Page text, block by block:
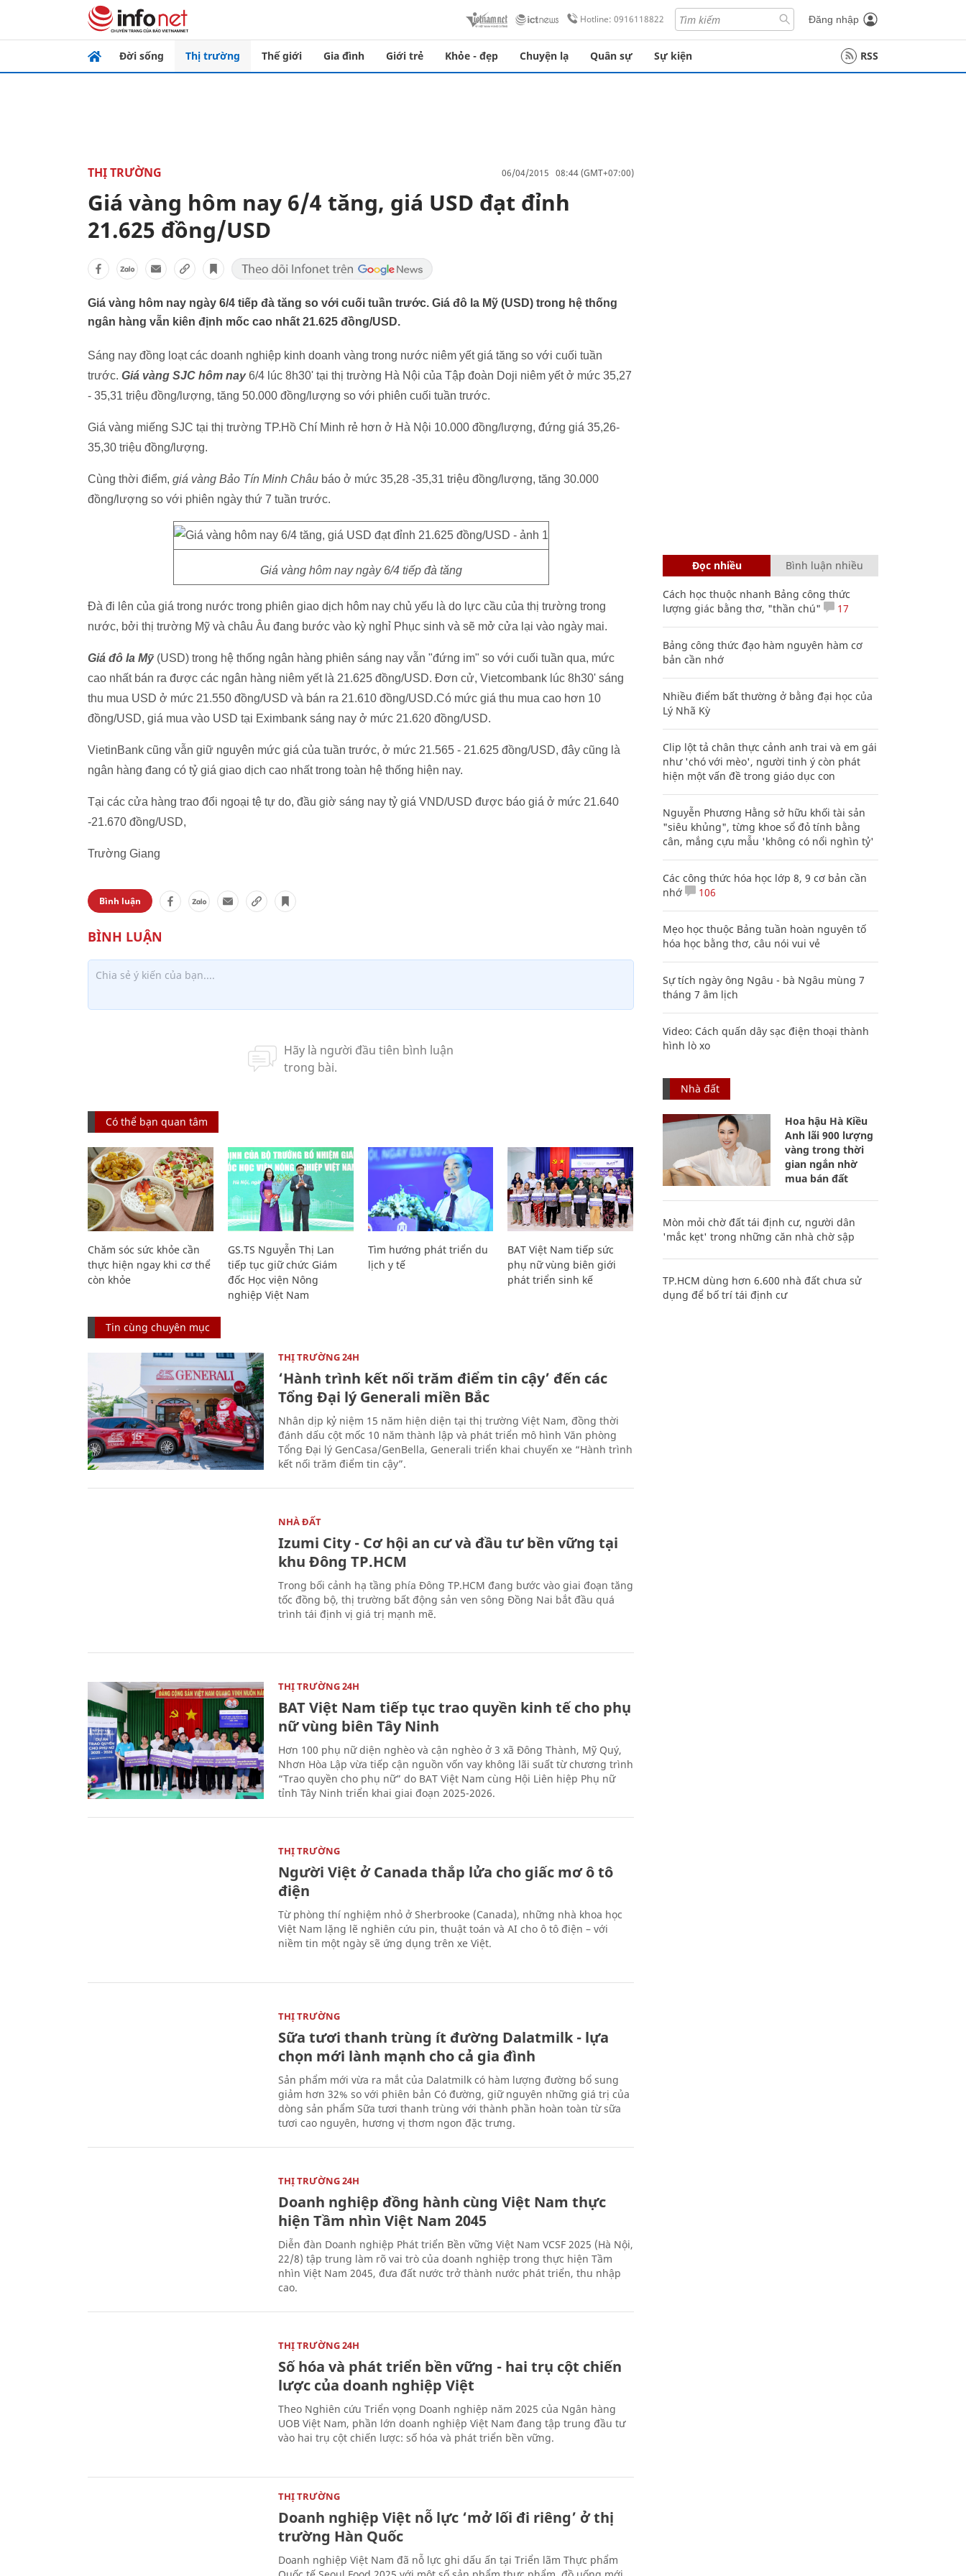
Hotline: 0916118822 Đăng nhập
Đời sống Thị trường Thế giới Gia đình Giới trẻ Khỏe - đẹp Chuyện lạ Quân sự Sự kiện RSS
THỊ TRƯỜNG 06/04/2015 08:44 (GMT+07:00)
Giá vàng hôm nay 6/4 tăng, giá USD đạt đỉnh
21.625 đồng/USD
Giá vàng hôm nay ngày 6/4 tiếp đà tăng so với cuối tuần trước. Giá đô la Mỹ (USD) trong hệ thống
ngân hàng vẫn kiên định mốc cao nhất 21.625 đồng/USD.
Sáng nay đồng loạt các doanh nghiệp kinh doanh vàng trong nước niêm yết giá tăng so với cuối tuần
trước. Giá vàng SJC hôm nay6/4 lúc 8h30' tại thị trường Hà Nội của Tập đoàn Doji niêm yết ở mức 35,27
- 35,31 triệu đồng/lượng, tăng 50.000 đồng/lượng so với phiên cuối tuần trước.
Giá vàng miếng SJC tại thị trường TP.Hồ Chí Minh rẻ hơn ở Hà Nội 10.000 đồng/lượng, đứng giá 35,26-
35,30 triệu đồng/lượng.
Cùng thời điểm, giá vàng Bảo Tín Minh Châu báo ở mức 35,28 -35,31 triệu đồng/lượng, tăng 30.000
đồng/lượng so với phiên ngày thứ 7 tuần trước.
Giá vàng hôm nay ngày 6/4 tiếp đà tăng
Đà đi lên của giá trong nước trong phiên giao dịch hôm nay chủ yếu là do lực cầu của thị trường trong
nước, bởi thị trường Mỹ và châu Âu đang bước vào kỳ nghỉ Phục sinh và sẽ mở cửa lại vào ngày mai.
Giá đô la Mỹ(USD) trong hệ thống ngân hàng phiên sáng nay vẫn "đứng im" so với cuối tuần qua, mức
cao nhất bán ra được các ngân hàng niêm yết là 21.625 đồng/USD. Đơn cử, Vietcombank lúc 8h30' sáng
thu mua USD ở mức 21.550 đồng/USD và bán ra 21.610 đồng/USD.Có mức giá thu mua cao hơn 10
đồng/USD, giá mua vào USD tại Eximbank sáng nay ở mức 21.620 đồng/USD.
VietinBank cũng vẫn giữ nguyên mức giá của tuần trước, ở mức 21.565 - 21.625 đồng/USD, đây cũng là
ngân hàng đang có tỷ giá giao dịch cao nhất trong toàn hệ thống hiện nay.
Tại các cửa hàng trao đổi ngoại tệ tự do, đầu giờ sáng nay tỷ giá VND/USD được báo giá ở mức 21.640
-21.670 đồng/USD,
Trường Giang
Bình luận
Có thể bạn quan tâm
Chăm sóc sức khỏe cần
thực hiện ngay khi cơ thể
còn khỏe
GS.TS Nguyễn Thị Lan
tiếp tục giữ chức Giám
đốc Học viện Nông
nghiệp Việt Nam
Tìm hướng phát triển du
lịch y tế
BAT Việt Nam tiếp sức
phụ nữ vùng biên giới
phát triển sinh kế
Tin cùng chuyên mục
THỊ TRƯỜNG 24H
‘Hành trình kết nối trăm điểm tin cậy’ đến các
Tổng Đại lý Generali miền Bắc
Nhân dịp kỷ niệm 15 năm hiện diện tại thị trường Việt Nam, đồng thời
đánh dấu cột mốc 10 năm thành lập và phát triển mô hình Văn phòng
Tổng Đại lý GenCasa/GenBella, Generali triển khai chuyến xe “Hành trình
kết nối trăm điểm tin cậy”.
NHÀ ĐẤT
Izumi City - Cơ hội an cư và đầu tư bền vững tại
khu Đông TP.HCM
Trong bối cảnh hạ tầng phía Đông TP.HCM đang bước vào giai đoạn tăng
tốc đồng bộ, thị trường bất động sản ven sông Đồng Nai bắt đầu quá
trình tái định vị giá trị mạnh mẽ.
THỊ TRƯỜNG 24H
BAT Việt Nam tiếp tục trao quyền kinh tế cho phụ
nữ vùng biên Tây Ninh
Hơn 100 phụ nữ diện nghèo và cận nghèo ở 3 xã Đông Thành, Mỹ Quý,
Nhơn Hòa Lập vừa tiếp cận nguồn vốn vay không lãi suất từ chương trình
“Trao quyền cho phụ nữ” do BAT Việt Nam cùng Hội Liên hiệp Phụ nữ
tỉnh Tây Ninh triển khai giai đoạn 2025-2026.
THỊ TRƯỜNG
Người Việt ở Canada thắp lửa cho giấc mơ ô tô
điện
Từ phòng thí nghiệm nhỏ ở Sherbrooke (Canada), những nhà khoa học
Việt Nam lặng lẽ nghiên cứu pin, thuật toán và AI cho ô tô điện – với
niềm tin một ngày sẽ ứng dụng trên xe Việt.
THỊ TRƯỜNG
Sữa tươi thanh trùng ít đường Dalatmilk - lựa
chọn mới lành mạnh cho cả gia đình
Sản phẩm mới vừa ra mắt của Dalatmilk có hàm lượng đường bổ sung
giảm hơn 32% so với phiên bản Có đường, giữ nguyên những giá trị của
dòng sản phẩm Sữa tươi thanh trùng với thành phần hoàn toàn từ sữa
tươi cao nguyên, hương vị thơm ngon đặc trưng.
THỊ TRƯỜNG 24H
Doanh nghiệp đồng hành cùng Việt Nam thực
hiện Tầm nhìn Việt Nam 2045
Diễn đàn Doanh nghiệp Phát triển Bền vững Việt Nam VCSF 2025 (Hà Nội,
22/8) tập trung làm rõ vai trò của doanh nghiệp trong thực hiện Tầm
nhìn Việt Nam 2045, đưa đất nước trở thành nước phát triển, thu nhập
cao.
THỊ TRƯỜNG 24H
Số hóa và phát triển bền vững - hai trụ cột chiến
lược của doanh nghiệp Việt
Theo Nghiên cứu Triển vọng Doanh nghiệp năm 2025 của Ngân hàng
UOB Việt Nam, phần lớn doanh nghiệp Việt Nam đang tập trung đầu tư
vào hai trụ cột chiến lược: số hóa và phát triển bền vững.
THỊ TRƯỜNG
Doanh nghiệp Việt nỗ lực ‘mở lối đi riêng’ ở thị
trường Hàn Quốc
Doanh nghiệp Việt Nam đã nỗ lực ghi dấu ấn tại Triển lãm Thực phẩm
Đọc nhiều Bình luận nhiều
Cách học thuộc nhanh Bảng công thức
lượng giác bằng thơ, "thần chú"
17
Bảng công thức đạo hàm nguyên hàm cơ
bản cần nhớ
Nhiều điểm bất thường ở bằng đại học của
Lý Nhã Kỳ
Clip lột tả chân thực cảnh anh trai và em gái
như 'chó với mèo', người tinh ý còn phát
hiện một vấn đề trong giáo dục con
Nguyễn Phương Hằng sở hữu khối tài sản
"siêu khủng", từng khoe sổ đỏ tính bằng
cân, mắng cựu mẫu 'không có nổi nghìn tỷ'
Các công thức hóa học lớp 8, 9 cơ bản cần
nhớ
106
Mẹo học thuộc Bảng tuần hoàn nguyên tố
hóa học bằng thơ, câu nói vui vẻ
Sự tích ngày ông Ngâu - bà Ngâu mùng 7
tháng 7 âm lịch
Video: Cách quấn dây sạc điện thoại thành
hình lò xo
Nhà đất
Hoa hậu Hà Kiều
Anh lãi 900 lượng
vàng trong thời
gian ngắn nhờ
mua bán đất
Mòn mỏi chờ đất tái định cư, người dân
'mắc kẹt' trong những căn nhà chờ sập
TP.HCM dùng hơn 6.600 nhà đất chưa sử
dụng để bố trí tái định cư